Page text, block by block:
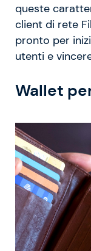
queste
client di rete
pronto per
utenti e
Wallet